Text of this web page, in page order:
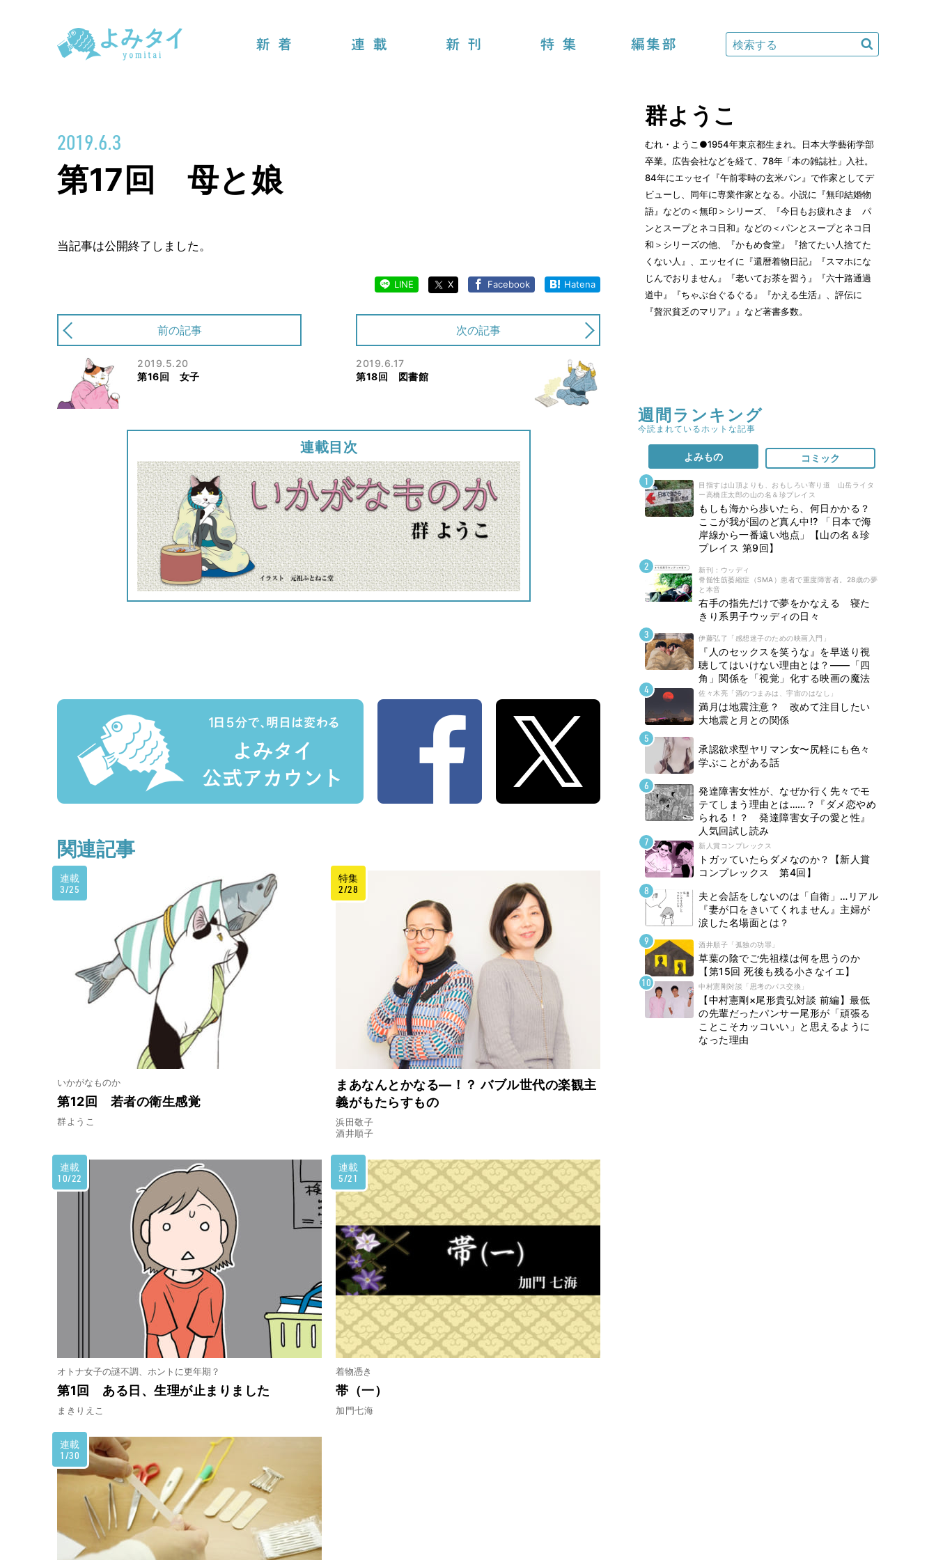
2019.6.3
第17回 母と娘
当記事は公開終了しました。
LINE X Facebook Hatena
前の記事
2019.5.20
第16回 女子
次の記事
2019.6.17
第18回 図書館
連載目次
関連記事
連載
3/25
いかがなものか
第12回 若者の衛生感覚
群ようこ
特集
2/28
まあなんとかなる―！？ バブル世代の楽観主
義がもたらすもの
浜田敬子
酒井順子
連載
10/22
オトナ女子の謎不調、ホントに更年期？
第1回 ある日、生理が止まりました
まきりえこ
連載
5/21
着物憑き
帯（一）
加門七海
連載
1/30
群ようこ
むれ・ようこ●1954年東京都生まれ。日本大学藝術学部
卒業。広告会社などを経て、78年「本の雑誌社」入社。
84年にエッセイ『午前零時の玄米パン』で作家としてデ
ビューし、同年に専業作家となる。小説に『無印結婚物
語』などの＜無印＞シリーズ、『今日もお疲れさま パ
ンとスープとネコ日和』などの＜パンとスープとネコ日
和＞シリーズの他、『かもめ食堂』『捨てたい人捨てた
くない人』、エッセイに『還暦着物日記』『スマホにな
じんでおりません』『老いてお茶を習う』『六十路通過
道中』『ちゃぶ台ぐるぐる』『かえる生活』、評伝に
『贅沢貧乏のマリア』』など著書多数。
週間ランキング
今読まれているホットな記事
よみもの コミック
目指すは山頂よりも、おもしろい寄り道 山岳ライタ
ー高橋庄太郎の山の名＆珍プレイス
もしも海から歩いたら、何日かかる？
ここが我が国のど真ん中!? 「日本で海
岸線から一番遠い地点」【山の名＆珍
プレイス 第9回】
新刊 : ウッディ
脊髄性筋萎縮症（SMA）患者で重度障害者。28歳の夢
と本音
右手の指先だけで夢をかなえる 寝た
きり系男子ウッディの日々
伊藤弘了「感想迷子のための映画入門」
『人のセックスを笑うな』を早送り視
聴してはいけない理由とは？――「四
角」関係を「視覚」化する映画の魔法
佐々木亮「酒のつまみは、宇宙のはなし」
満月は地震注意？ 改めて注目したい
大地震と月との関係
承認欲求型ヤリマン女〜尻軽にも色々
学ぶことがある話
発達障害女性が、なぜか行く先々でモ
テてしまう理由とは……？『ダメ恋やめ
られる！？ 発達障害女子の愛と性』
人気回試し読み
新人賞コンプレックス
トガッていたらダメなのか？【新人賞
コンプレックス 第4回】
夫と会話をしないのは「自衛」…リアル
『妻が口をきいてくれません』主婦が
涙した名場面とは？
酒井順子「孤独の功罪」
草葉の陰でご先祖様は何を思うのか
【第15回 死後も残る小さなイエ】
中村憲剛対談「思考のパス交換」
【中村憲剛×尾形貴弘対談 前編】最低
の先輩だったパンサー尾形が「頑張る
ことこそカッコいい」と思えるように
なった理由